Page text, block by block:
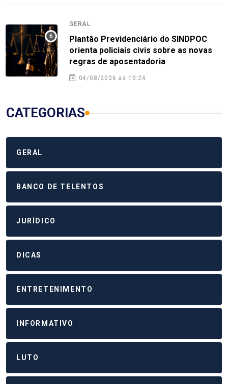
GERAL
Plantão Previdenciário do SINDPOC
orienta policiais civis sobre as novas
regras de aposentadoria
04/08/2026 as 10:24
CATEGORIAS
GERAL
BANCO DE TELENTOS
JURÍDICO
DICAS
ENTRETENIMENTO
INFORMATIVO
LUTO